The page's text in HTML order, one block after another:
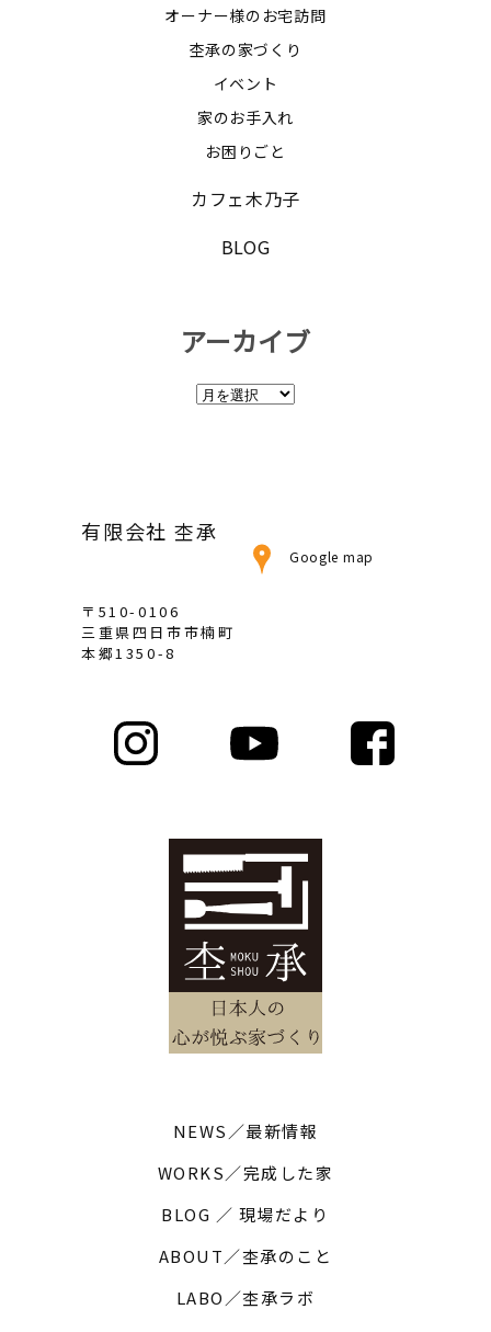
オーナー様のお宅訪問
杢承の家づくり
イベント
家のお手入れ
お困りごと
カフェ木乃子
BLOG
アーカイブ
ア
有限会社 杢承
Google map
〒510-0106
三重県四日市市楠町
本郷1350-8
NEWS／最新情報
WORKS／完成した家
BLOG ／ 現場だより
ABOUT／杢承のこと
LABO／杢承ラボ